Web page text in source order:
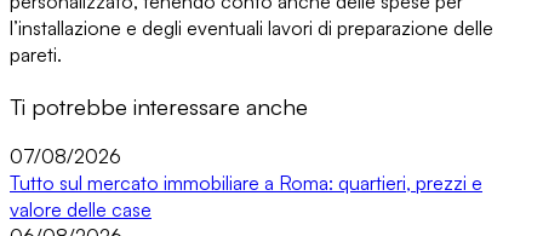
l’installazione e degli eventuali lavori di preparazione delle
pareti.
Ti potrebbe interessare anche
07/08/2026
Tutto sul mercato immobiliare a Roma: quartieri, prezzi e
valore delle case